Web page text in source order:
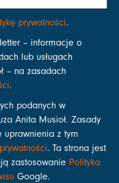
prywatności.
– informacje o
lub usługach
– na zasadach
.
podanych w
Anita Musioł. Zasady
uprawnienia z tym
. Ta strona jest
zastosowanie Polityka
Google.